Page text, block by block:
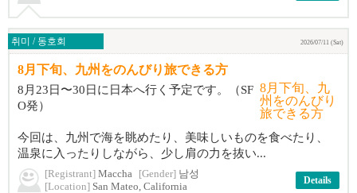
취미 / 동호회 2026/07/11 (Sat)
8月下旬、九州をのんびり旅できる方
8月23日〜30日に日本へ行く予定です。（SF
O発）
今回は、九州で海を眺めたり、美味しいものを食べたり、
温泉に入ったりしながら、少し肩の力を抜い...
[Registrant] Maccha [Gender] 남성
[Location] San Mateo, California
Details